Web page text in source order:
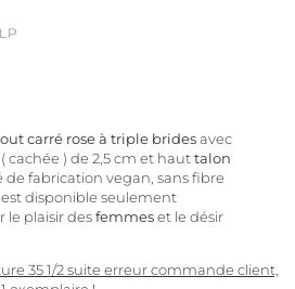
carré rose à triple bridesavec
) de 2,5 cm et hauttalon
de fabrication vegan, sans fibre
disponible seulement
le plaisir desfemmeset le désir
35 1/2 suite erreur commande client,